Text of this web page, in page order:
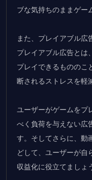
ブな気持ちのままゲー
また、プレイアブル広
プレイアブル広告とは
プレイできるもののこ
断されるストレスを軽
ユーザーがゲームをプ
べく負荷を与えない広
す。そしてさらに、動
どして、ユーザーが自
収益化に役立てましょ